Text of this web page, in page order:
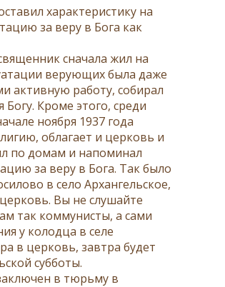
характеристику на
за веру в Бога как
сначала жил на
верующих была даже
активную работу, собирал
Кроме этого, среди
ноября 1937 года
облагает и церковь и
по домам и напоминал
за веру в Бога. Так было
в село Архангельское,
Вы не слушайте
так коммунисты, а сами
у колодца в селе
в церковь, завтра будет
субботы.
в тюрьму в